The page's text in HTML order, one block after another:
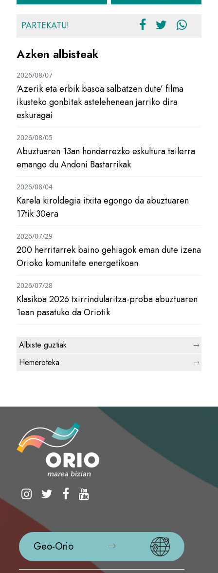
PARTEKATU!
Azken albisteak
‘Azerik eta erbik basoa salbatzen dute’ filma
ikusteko gonbitak astelehenean jarriko dira
eskuragai
2026/08/07
Abuztuaren 13an hondarrezko eskultura tailerra
emango du Andoni Bastarrikak
2026/08/05
Karela kiroldegia itxita egongo da abuztuaren
17tik 30era
2026/08/04
200 herritarrek baino gehiagok eman dute izena
Orioko komunitate energetikoan
2026/07/29
Klasikoa 2026 txirrindularitza-proba abuztuaren
1ean pasatuko da Oriotik
2026/07/28
Albiste guztiak
Hemeroteka
Geo-Orio